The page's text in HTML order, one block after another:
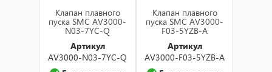
Клапан плавного
пуска SMC AV3000-
N03-7YC-Q
Артикул
AV3000-N03-7YC-Q
Клапан плавного
пуска SMC AV3000-
F03-5YZB-A
Артикул
AV3000-F03-5YZB-A